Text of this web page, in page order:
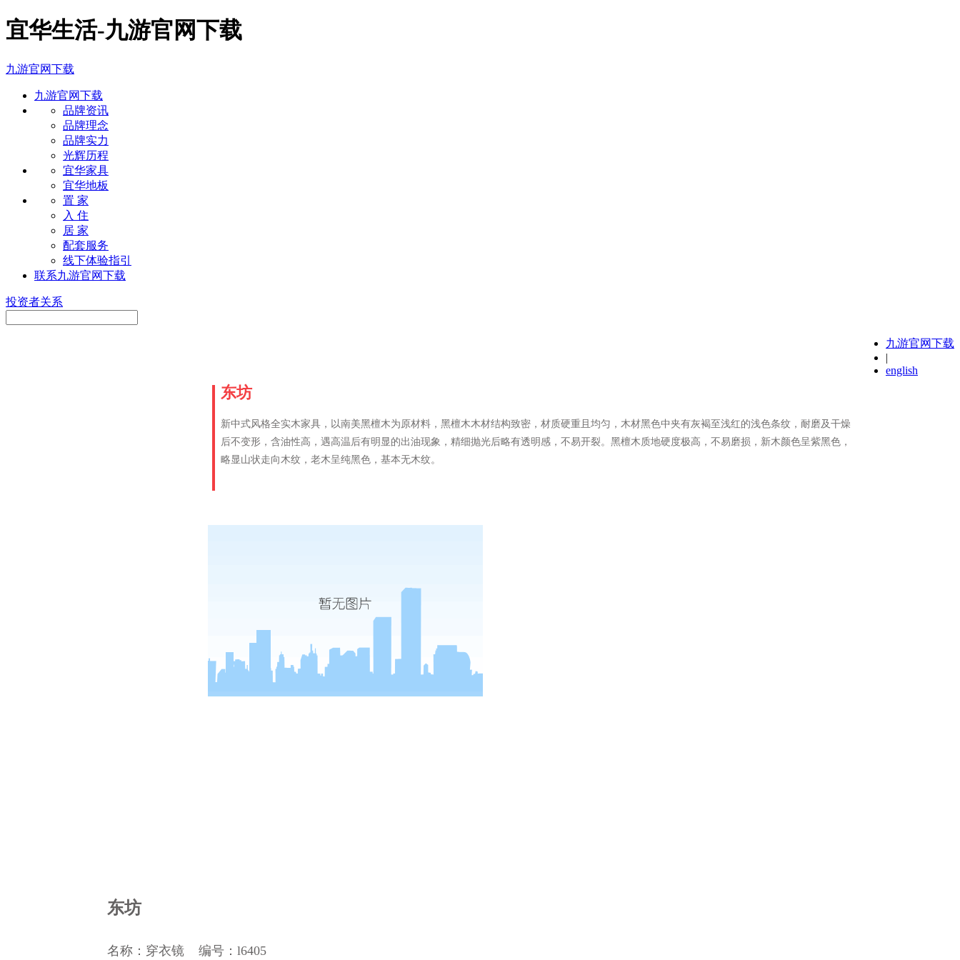
宜华生活-九游官网下载
九游官网下载
九游官网下载
品牌资讯
品牌理念
品牌实力
光辉历程
宜华家具
宜华地板
置 家
入 住
居 家
配套服务
线下体验指引
联系九游官网下载
投资者关系
九游官网下载
|
english
东坊
新中式风格全实木家具，以南美黑檀木为原材料，黑檀木木材结构致密，材质硬重且均匀，木材黑色中夹有灰褐至浅红的浅色条纹，耐磨及干燥
后不变形，含油性高，遇高温后有明显的出油现象，精细抛光后略有透明感，不易开裂。黑檀木质地硬度极高，不易磨损，新木颜色呈紫黑色，
略显山状走向木纹，老木呈纯黑色，基本无木纹。
东坊
名称：穿衣镜 编号：l6405